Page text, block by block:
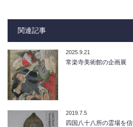
関連記事
2025.9.21
常楽寺美術館の企画展
2019.7.5
四国八十八所の霊場を